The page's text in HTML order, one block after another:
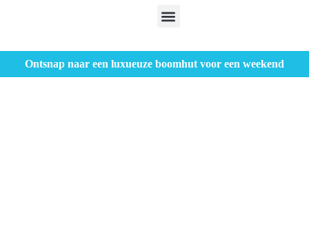
Ontsnap naar een luxueuze boomhut voor een weekend